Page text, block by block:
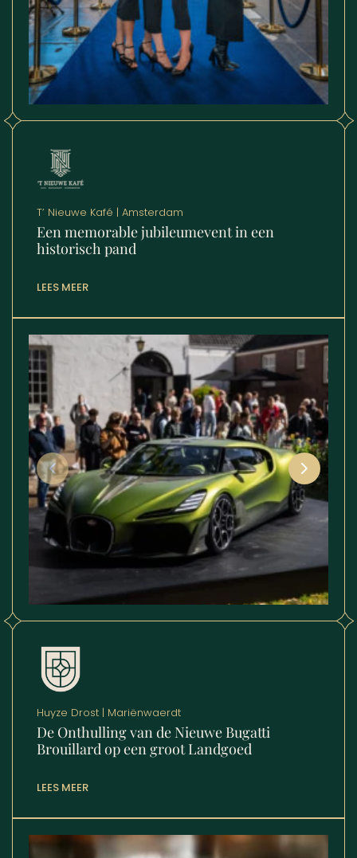
T’ Nieuwe Kafé | Amsterdam
Een memorable jubileumevent in een
historisch pand
LEES MEER
Huyze Drost | Mariënwaerdt
De Onthulling van de Nieuwe Bugatti
Brouillard op een groot Landgoed
LEES MEER